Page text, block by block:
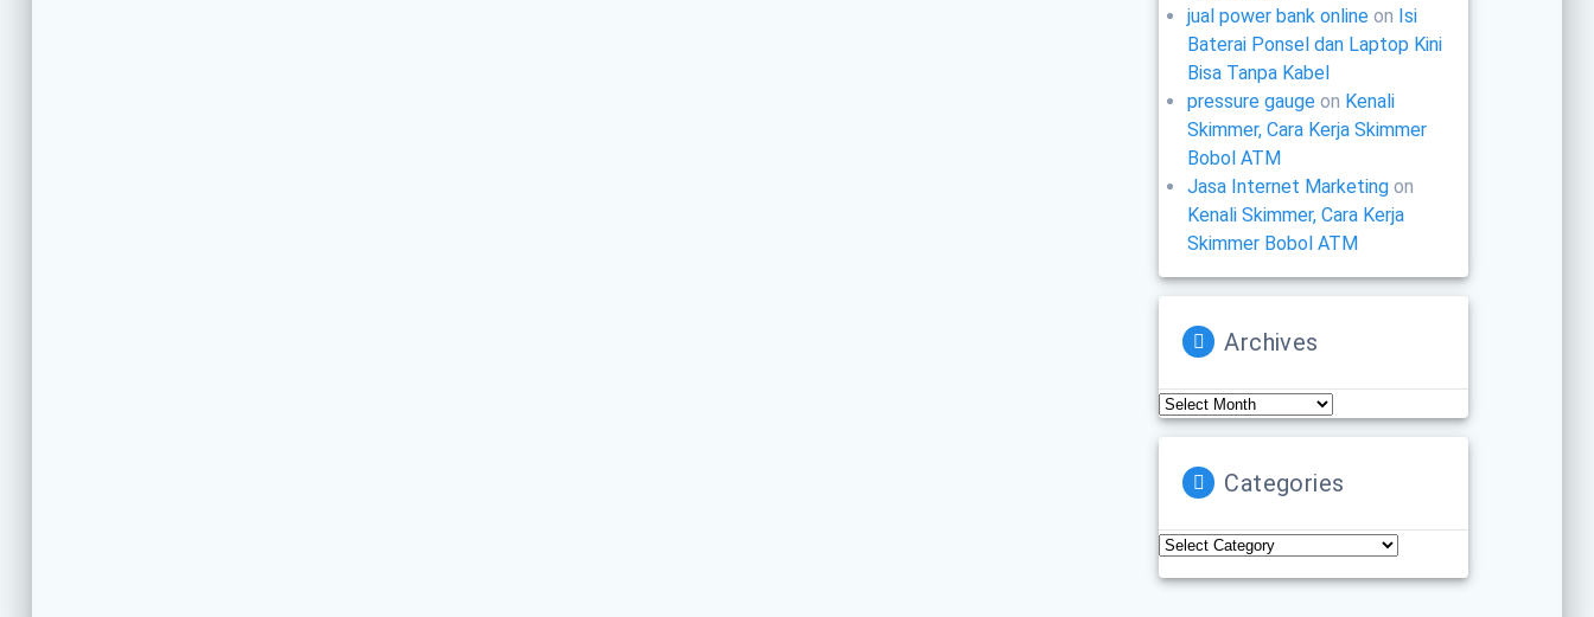
jual power bank online on Isi
Baterai Ponsel dan Laptop Kini
Bisa Tanpa Kabel
pressure gauge on Kenali
Skimmer, Cara Kerja Skimmer
Bobol ATM
Jasa Internet Marketing on
Kenali Skimmer, Cara Kerja
Skimmer Bobol ATM
Archives
Archives
Categories
Categories